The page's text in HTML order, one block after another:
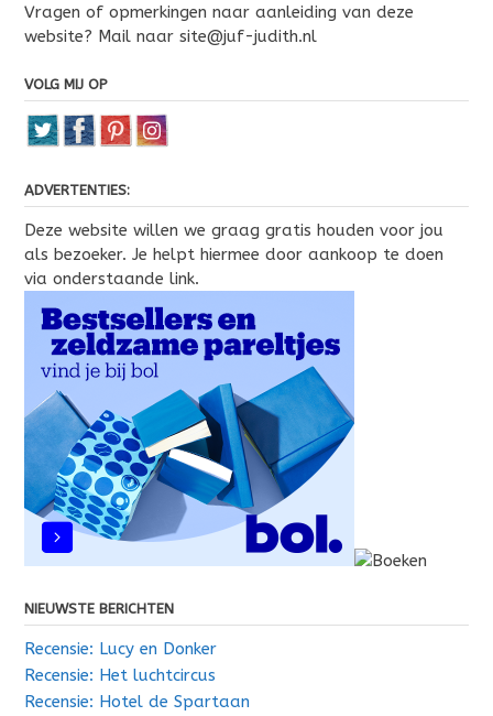
Vragen of opmerkingen naar aanleiding van deze
website? Mail naar site@juf-judith.nl
VOLG MIJ OP
ADVERTENTIES:
Deze website willen we graag gratis houden voor jou
als bezoeker. Je helpt hiermee door aankoop te doen
via onderstaande link.
NIEUWSTE BERICHTEN
Recensie: Lucy en Donker
Recensie: Het luchtcircus
Recensie: Hotel de Spartaan